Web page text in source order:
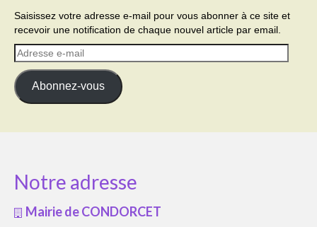
Saisissez votre adresse e-mail pour vous abonner à ce site et
recevoir une notification de chaque nouvel article par email.
Adresse
e-
mail
Abonnez-vous
Notre adresse
Mairie de CONDORCET